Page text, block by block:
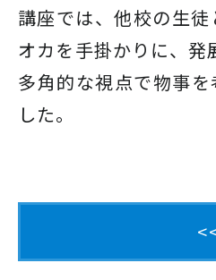
講座では、他校の生
オカを手掛かりに、
多角的な視点で物事
した。